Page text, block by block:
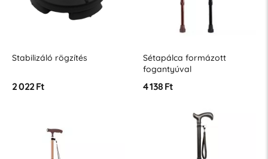
Stabilizáló rögzítés
2 022 Ft
Sétapálca formázott
fogantyúval
4 138 Ft